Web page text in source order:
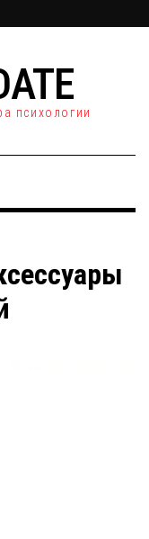
психологии